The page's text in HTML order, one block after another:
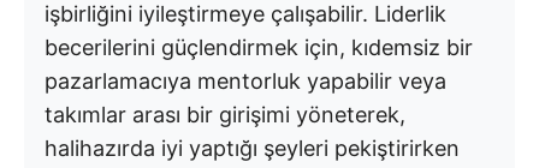
işbirliğini iyileştirmeye çalışabilir. Liderlik
becerilerini güçlendirmek için, kıdemsiz bir
pazarlamacıya mentorluk yapabilir veya
takımlar arası bir girişimi yöneterek,
halihazırda iyi yaptığı şeyleri pekiştirirken